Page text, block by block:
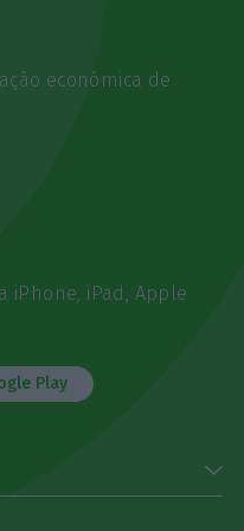
económica de
iPhone, iPad, Apple
Play